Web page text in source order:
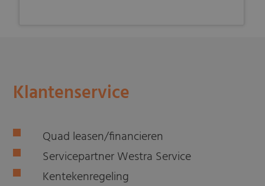
Klantenservice
Quad leasen/financieren
Servicepartner Westra Service
Kentekenregeling